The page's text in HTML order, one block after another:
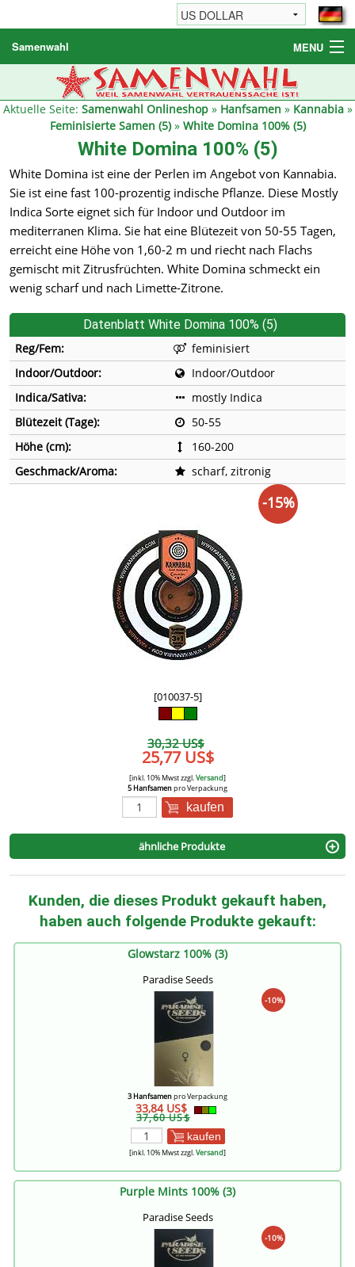
Samenwahl MENU
Hanfsamen
Weitere Produkte
Reseller
Aktuelle Seite: Samenwahl Onlineshop» Hanfsamen » Kannabia»
Feminisierte Samen (5)» White Domina 100% (5)
White Domina 100% (5)
White Domina ist eine der Perlen im Angebot von Kannabia.
Sie ist eine fast 100-prozentig indische Pflanze. Diese Mostly
Indica Sorte eignet sich für Indoor und Outdoor im
mediterranen Klima. Sie hat eine Blütezeit von 50-55 Tagen,
erreicht eine Höhe von 1,60-2 m und riecht nach Flachs
gemischt mit Zitrusfrüchten. White Domina schmeckt ein
wenig scharf und nach Limette-Zitrone.
Datenblatt White Domina 100% (5)
Reg/Fem:
feminisiert
Indoor/Outdoor:
Indoor/Outdoor
Indica/Sativa:
mostly Indica
Blütezeit (Tage):
50-55
Höhe (cm):
160-200
Geschmack/Aroma:
scharf, zitronig
[010037-5]
30,32 US$
25,77 US$
[inkl. 10% Mwst zzgl.Versand]
5 Hanfsamenpro Verpackung
kaufen
-15%
ähnliche Produkte
Kunden, die dieses Produkt gekauft haben,
haben auch folgende Produkte gekauft:
Glowstarz 100% (3)
Paradise Seeds
-10%
3 Hanfsamenpro Verpackung
33,84 US$
37,60 US$
kaufen
[inkl. 10% Mwst zzgl.Versand]
Purple Mints 100% (3)
Paradise Seeds
-10%